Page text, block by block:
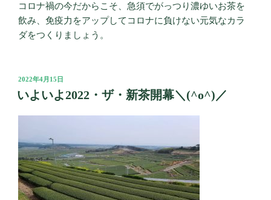
コロナ禍の今だからこそ、急須でがっつり濃ゆいお茶を
飲み、免疫力をアップしてコロナに負けない元気なカラ
ダをつくりましょう。
投
稿
日:
2022年4月15日
いよいよ2022・ザ・新茶開幕＼(^o^)／